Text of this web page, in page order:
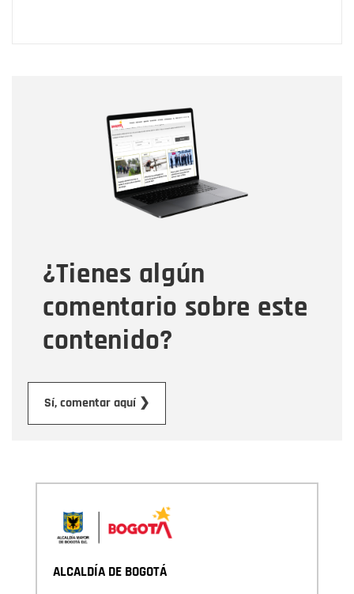
¿Tienes algún
comentario sobre este
contenido?
Sí, comentar aquí ❯
Correo electrónico
Tipo de comentario
Mensaje
ALCALDÍA DE BOGOTÁ